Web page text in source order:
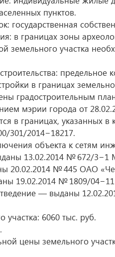
пунктов.
государственная
в границах зоны
земельного участка
предельное
в границах
градостроительным
мэрии города от
в границах, указанных
301/2014−18217.
объекта к сетям
13.02.2014 № 672/3−1
20.02.2014 № 445 ОАО
19.02.2014 № 1809/
— выданы
участка: 6060 тыс. руб.
цены земельного